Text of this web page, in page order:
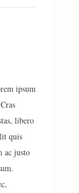
ipsum
libero
quis
ac justo